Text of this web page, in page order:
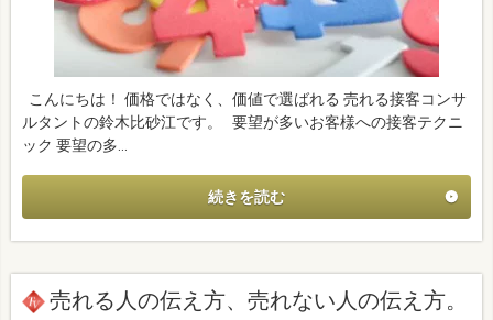
こんにちは！ 価格ではなく、価値で選ばれる 売れる接客コンサ
ルタントの鈴木比砂江です。 要望が多いお客様への接客テクニ
ック 要望の多…
続きを読む
売れる人の伝え方、売れない人の伝え方。